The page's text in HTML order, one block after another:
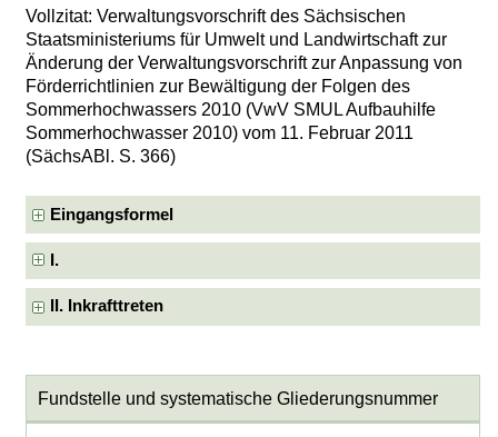
Vollzitat: Verwaltungsvorschrift des Sächsischen
Staatsministeriums für Umwelt und Landwirtschaft zur
Änderung der Verwaltungsvorschrift zur Anpassung von
Förderrichtlinien zur Bewältigung der Folgen des
Sommerhochwassers 2010 (VwV SMUL Aufbauhilfe
Sommerhochwasser 2010) vom 11. Februar 2011
(SächsABl. S. 366)
Eingangsformel
I.
II. Inkrafttreten
Fundstelle und systematische Gliederungsnummer